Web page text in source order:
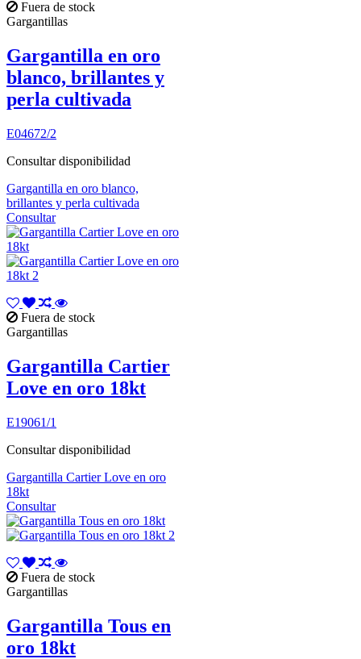
Fuera de stock
Gargantillas
Gargantilla en oro
blanco, brillantes y
perla cultivada
E04672/2
Consultar disponibilidad
Gargantilla en oro blanco,
brillantes y perla cultivada
Consultar
Fuera de stock
Gargantillas
Gargantilla Cartier
Love en oro 18kt
E19061/1
Consultar disponibilidad
Gargantilla Cartier Love en oro
18kt
Consultar
Fuera de stock
Gargantillas
Gargantilla Tous en
oro 18kt